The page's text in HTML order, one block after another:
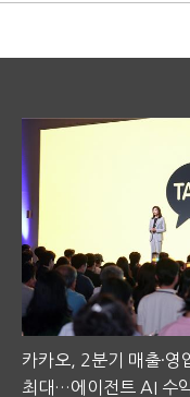
카카오, 2분기 매출·영
최대…에이전트 AI 수